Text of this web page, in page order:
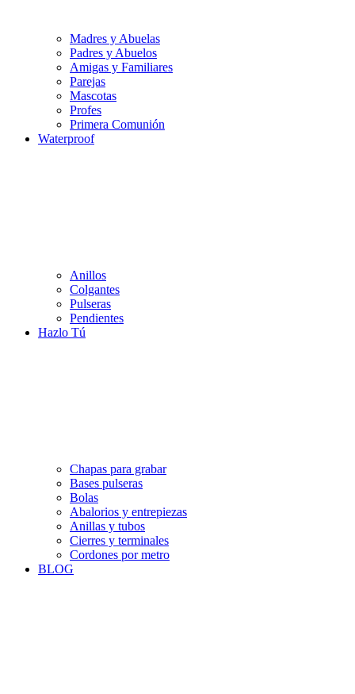
Madres y Abuelas
Padres y Abuelos
Amigas y Familiares
Parejas
Mascotas
Profes
Primera Comunión
Waterproof
Anillos
Colgantes
Pulseras
Pendientes
Hazlo Tú
Chapas para grabar
Bases pulseras
Bolas
Abalorios y entrepiezas
Anillas y tubos
Cierres y terminales
Cordones por metro
BLOG